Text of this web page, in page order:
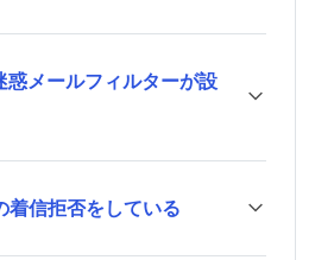
惑メールフィルターが設
着信拒否をしている